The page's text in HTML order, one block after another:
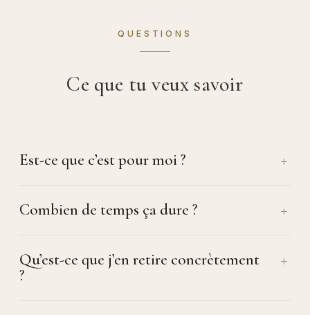
QUESTIONS
Ce que tu veux savoir
Est-ce que c’est pour moi ?
Combien de temps ça dure ?
Qu’est-ce que j’en retire concrètement
?